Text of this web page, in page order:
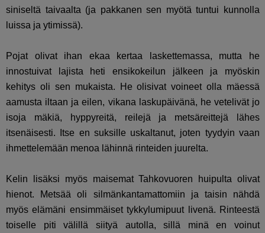
siniseltä taivaalta (ja pakkanen sen myötä tuntui kunnolla
luissa ja ytimissä).
Pojat olivat ihan ekaa kertaa laskettemassa, mutta he
innostuivat lajista heti ensikokeilun jälkeen ja myöskin
kehitys oli sen mukaista. He olisivat voineet olla mäessä
aamusta iltaan ja eilen, vikana laskupäivänä, he vetelivät jo
isoja mäkiä, hyppyreitä, reilejä ja metsäreittejä lähes
itsenäisesti. Itse en suksille uskaltanut, joten tyydyin vaan
ihmettelemään menoa lähinnä rinteiden juurelta.
Kelin lisäksi myös maisemat Tahkovuoren huipulta olivat
hienot. Metsää oli silmänkantamattomiin ja taisin nähdä
myös elämäni ensimmäiset tykkylumipuut livenä. Rinteestä
toiselle piti välillä siityä autolla, sillä minä en voinut